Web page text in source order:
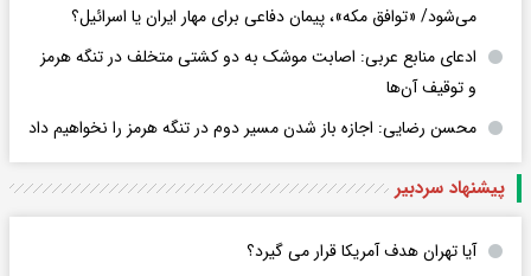
می‌شود/ «توافق مکه»، پیمان دفاعی برای مهار ایران یا اسرائیل؟
ادعای منابع عربی: اصابت موشک به دو کشتی متخلف در تنگه هرمز
و توقیف آن‌ها
محسن رضایی: اجازه باز شدن مسیر دوم در تنگه هرمز را نخواهیم داد
پیشنهاد سردبیر
آیا تهران هدف آمریکا قرار می گیرد؟